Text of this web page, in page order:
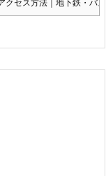
セス方法｜地下鉄・バ